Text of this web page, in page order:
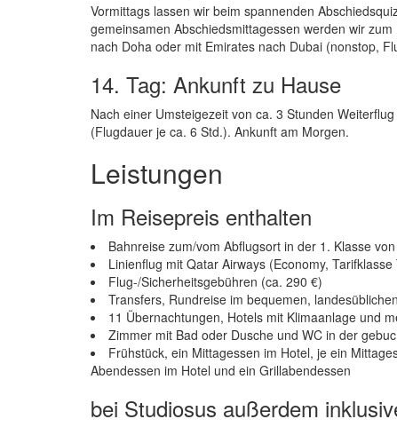
Vormittags lassen wir beim spannenden
gemeinsamen Abschiedsmittagessen werden wir
nach Doha oder mit Emirates nach Dubai (nonstop,
14. Tag: Ankunft zu Hause
Nach einer Umsteigezeit von ca. 3 Stunden
(Flugdauer je ca. 6 Std.). Ankunft am Morgen.
Leistungen
Im Reisepreis enthalten
Bahnreise zum/vom Abflugsort in der 1. Klasse
Linienflug mit Qatar Airways (Economy,
Flug-/Sicherheitsgebühren (ca. 290 €)
Transfers, Rundreise im bequemen,
11 Übernachtungen, Hotels mit Klimaanlage und
Zimmer mit Bad oder Dusche und WC in der
Frühstück, ein Mittagessen im Hotel, je ein
Abendessen im Hotel und ein Grillabendessen
bei Studiosus außerdem